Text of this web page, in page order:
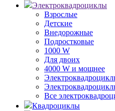
Электроквадроциклы
Взрослые
Детские
Внедорожные
Подростковые
1000 W
Для двоих
4000 W и мощнее
Все
Квадроциклы